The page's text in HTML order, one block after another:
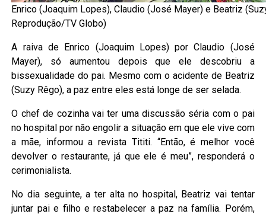
Enrico (Joaquim Lopes), Claudio (José Mayer) e Beatriz
Reprodução/TV Globo)
A raiva de Enrico (Joaquim Lopes) por Claudio (José
Mayer), só aumentou depois que ele descobriu a
bissexualidade do pai. Mesmo com o acidente de Beatriz
(Suzy Rêgo), a paz entre eles está longe de ser selada.
O chef de cozinha vai ter uma discussão séria com o pai
no hospital por não engolir a situação em que ele vive com
a mãe, informou a revista Tititi. “Então, é melhor você
devolver o restaurante, já que ele é meu”, responderá o
cerimonialista.
No dia seguinte, a ter alta no hospital, Beatriz vai tentar
juntar pai e filho e restabelecer a paz na família. Porém,